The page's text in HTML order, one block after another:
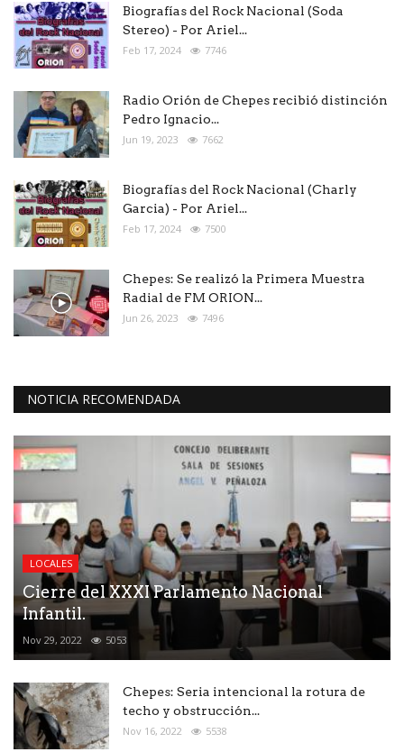
Biografías del Rock Nacional (Soda
Stereo) - Por Ariel...
Feb 17, 2024 7746
Radio Orión de Chepes recibió distinción
Pedro Ignacio...
Jun 19, 2023 7662
Biografías del Rock Nacional (Charly
Garcia) - Por Ariel...
Feb 17, 2024 7500
Chepes: Se realizó la Primera Muestra
Radial de FM ORION...
Jun 26, 2023 7496
NOTICIA RECOMENDADA
LOCALES
Cierre del XXXI Parlamento Nacional
Infantil.
Nov 29, 2022 5053
Chepes: Seria intencional la rotura de
techo y obstrucción...
Nov 16, 2022 5538